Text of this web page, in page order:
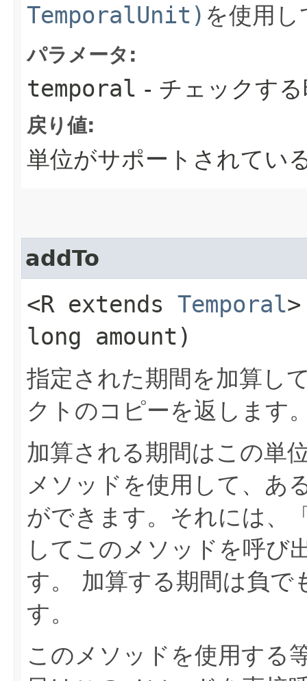
TemporalUnit) を使用
パラメータ:
temporal - チェックす
戻り値:
単位がサポートされてい
addTo
<R extends Temporal
long amount)
指定された期間を加算し
クトのコピーを返します
加算される期間はこの単
メソッドを使用して、あ
ができます。それには、
してこのメソッドを呼び
す。
加算する期間は負で
す。
このメソッドを使用する